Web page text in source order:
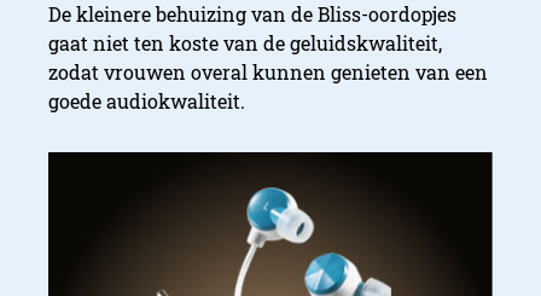
De kleinere behuizing van de Bliss-oordopjes
gaat niet ten koste van de geluidskwaliteit,
zodat vrouwen overal kunnen genieten van een
goede audiokwaliteit.